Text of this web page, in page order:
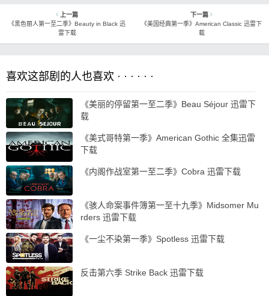
上一篇
《黑色丽人第一至二季》Beauty in Black 迅
雷下载
下一篇
《美国经典第一季》American Classic 迅雷下
载
喜欢这部剧的人也喜欢 · · · · · ·
《美丽的停留第一至二季》Beau Séjour 迅雷下
载
《美式哥特第一季》American Gothic 全集迅雷
下载
《内阁作战室第一至二季》Cobra 迅雷下载
《骇人命案事件簿第一至十九季》Midsomer Mu
rders 迅雷下载
《一尘不染第一季》Spotless 迅雷下载
反击第六季 Strike Back 迅雷下载